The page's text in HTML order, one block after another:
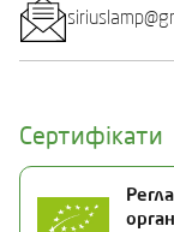
Сертифікати